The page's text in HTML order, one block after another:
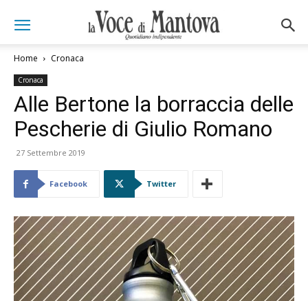
Home Cronaca
Cronaca
Alle Bertone la borraccia delle
Pescherie di Giulio Romano
27 Settembre 2019
Facebook Twitter